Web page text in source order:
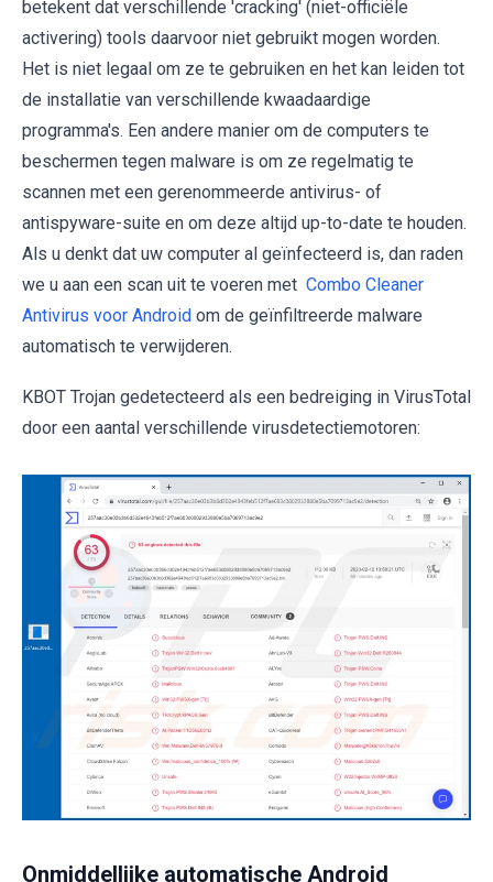
betekent dat verschillende 'cracking' (niet-officiële
activering) tools daarvoor niet gebruikt mogen worden.
Het is niet legaal om ze te gebruiken en het kan leiden tot
de installatie van verschillende kwaadaardige
programma's. Een andere manier om de computers te
beschermen tegen malware is om ze regelmatig te
scannen met een gerenommeerde antivirus- of
antispyware-suite en om deze altijd up-to-date te houden.
Als u denkt dat uw computer al geïnfecteerd is, dan raden
we u aan een scan uit te voeren met Combo Cleaner
Antivirus voor Android om de geïnfiltreerde malware
automatisch te verwijderen.
KBOT Trojan gedetecteerd als een bedreiging in VirusTotal
door een aantal verschillende virusdetectiemotoren:
Onmiddellijke automatische Android